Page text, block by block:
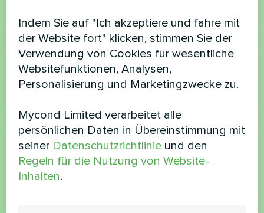
E-Mail
Kommentar
Indem Sie auf "Ich akzeptiere und fahre mit
der Website fort" klicken, stimmen Sie der
Verwendung von Cookies für wesentliche
Websitefunktionen, Analysen,
Personalisierung und Marketingzwecke zu.
Mycond Limited verarbeitet alle
persönlichen Daten in Übereinstimmung mit
seiner Datenschutzrichtlinie und den
Regeln für die Nutzung von Website-
Inhalten.